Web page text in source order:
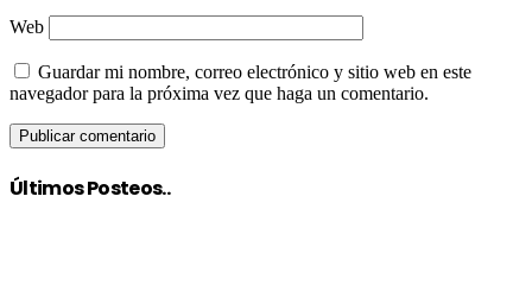
Web
Guardar mi nombre, correo electrónico y sitio web en este
navegador para la próxima vez que haga un comentario.
Últimos Posteos..